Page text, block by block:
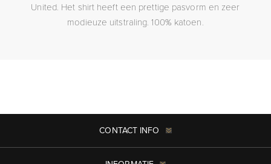
United. Het shirt heeft een prettige pasvorm en zeer
modieuze uitstraling. 100% katoen.
CONTACT INFO